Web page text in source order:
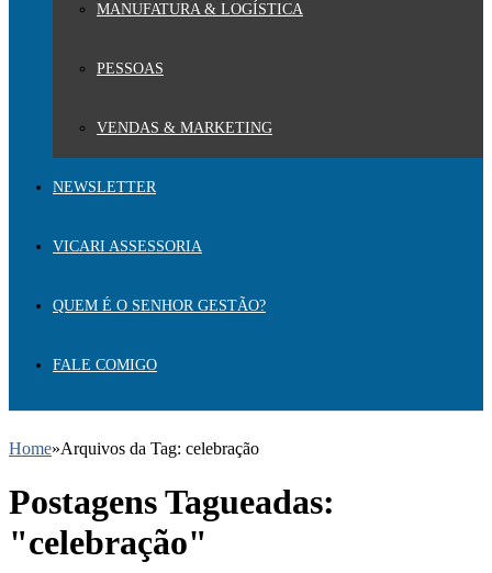
MANUFATURA & LOGÍSTICA
PESSOAS
VENDAS & MARKETING
NEWSLETTER
VICARI ASSESSORIA
QUEM É O SENHOR GESTÃO?
FALE COMIGO
Home»Arquivos da Tag: celebração
Postagens Tagueadas:
"celebração"